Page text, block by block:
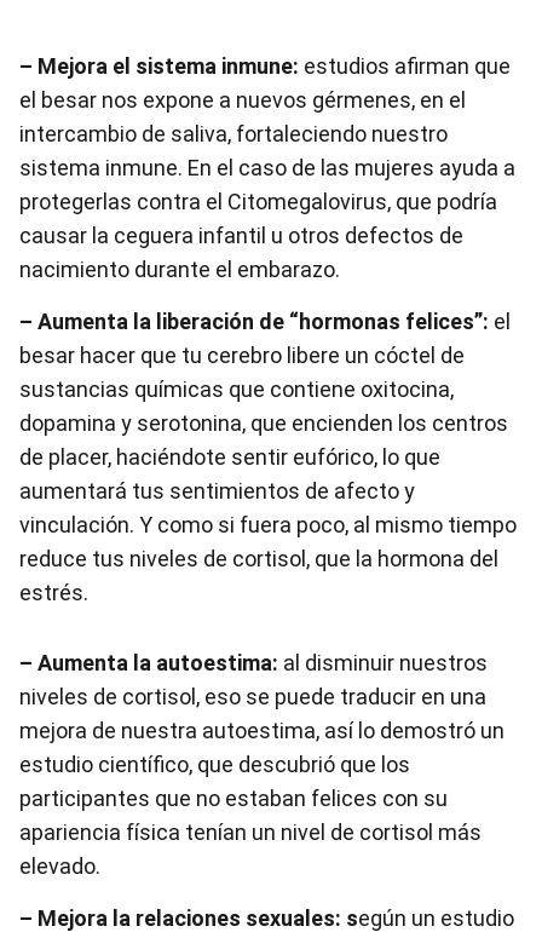
– Mejora el sistema inmune: estudios afirman que
el besar nos expone a nuevos gérmenes, en el
intercambio de saliva, fortaleciendo nuestro
sistema inmune. En el caso de las mujeres ayuda a
protegerlas contra el Citomegalovirus, que podría
causar la ceguera infantil u otros defectos de
nacimiento durante el embarazo.
– Aumenta la liberación de “hormonas felices”: el
besar hacer que tu cerebro libere un cóctel de
sustancias químicas que contiene oxitocina,
dopamina y serotonina, que encienden los centros
de placer, haciéndote sentir eufórico, lo que
aumentará tus sentimientos de afecto y
vinculación. Y como si fuera poco, al mismo tiempo
reduce tus niveles de cortisol, que la hormona del
estrés.
– Aumenta la autoestima: al disminuir nuestros
niveles de cortisol, eso se puede traducir en una
mejora de nuestra autoestima, así lo demostró un
estudio científico, que descubrió que los
participantes que no estaban felices con su
apariencia física tenían un nivel de cortisol más
elevado.
– Mejora la relaciones sexuales: según un estudio